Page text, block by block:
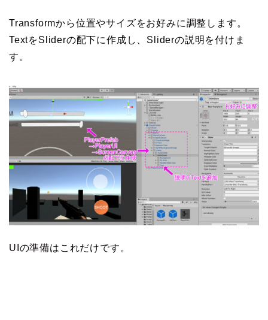
Transformから位置やサイズをお好みに調整します。
TextをSliderの配下に作成し、Sliderの説明を付けま
す。
UIの準備はこれだけです。